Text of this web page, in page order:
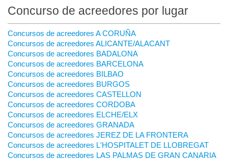
Concurso de acreedores por lugar
Concursos de acreedores A CORUÑA
Concursos de acreedores ALICANTE/ALACANT
Concursos de acreedores BADALONA
Concursos de acreedores BARCELONA
Concursos de acreedores BILBAO
Concursos de acreedores BURGOS
Concursos de acreedores CASTELLON
Concursos de acreedores CORDOBA
Concursos de acreedores ELCHE/ELX
Concursos de acreedores GRANADA
Concursos de acreedores JEREZ DE LA FRONTERA
Concursos de acreedores L'HOSPITALET DE LLOBREGAT
Concursos de acreedores LAS PALMAS DE GRAN CANARIA